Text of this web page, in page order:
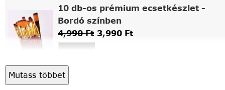
10 db-os prémium ecsetkészlet -
Bordó színben
4,990Ft 3,990 Ft
Asztali fa festőállvány
Mutass többet